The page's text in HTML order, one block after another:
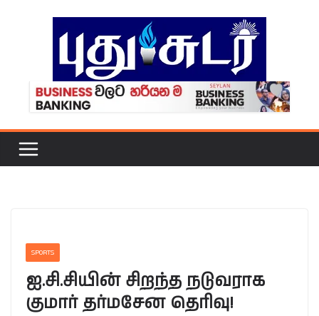
SPORTS
ஐ.சி.சியின் சிறந்த நடுவராக
குமார் தர்மசேன தெரிவு!